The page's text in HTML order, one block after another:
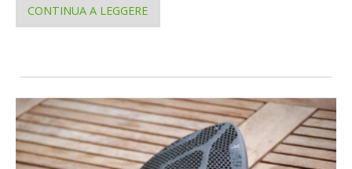
CONTINUA A LEGGERE